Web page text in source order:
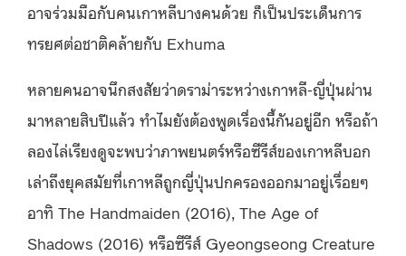
อาจร่วมมือกับคนเกาหลีบางคนด้วย ก็เป็นประเด็นการ
ทรยศต่อชาติคล้ายกับ Exhuma
หลายคนอาจนึกสงสัยว่าดราม่าระหว่างเกาหลี-ญี่ปุ่นผ่าน
มาหลายสิบปีแล้ว ทำไมยังต้องพูดเรื่องนี้กันอยู่อีก หรือถ้า
ลองไล่เรียงดูจะพบว่าภาพยนตร์หรือซีรีส์ของเกาหลีบอก
เล่าถึงยุคสมัยที่เกาหลีถูกญี่ปุ่นปกครองออกมาอยู่เรื่อยๆ
อาทิ The Handmaiden (2016), The Age of
Shadows (2016) หรือซีรีส์ Gyeongseong Creature